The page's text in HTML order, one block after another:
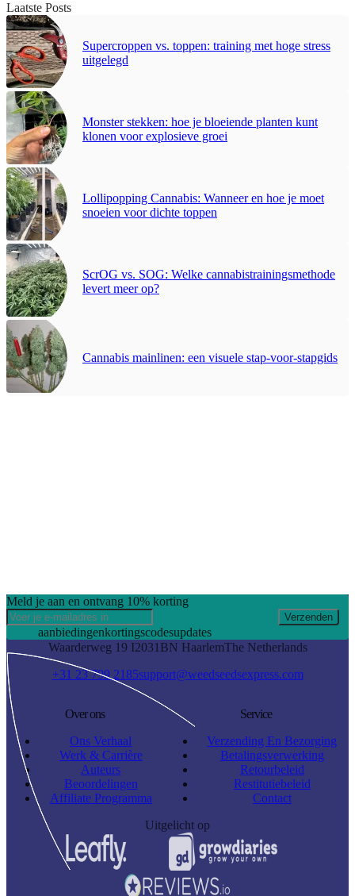
Laatste Posts
Supercroppen vs. toppen: training met hoge stress
uitgelegd
Monster stekken: hoe je bloeiende planten kunt
klonen voor explosieve groei
Lollipopping Cannabis: Wanneer en hoe je moet
snoeien voor dichte toppen
ScrOG vs. SOG: Welke cannabistrainingsmethode
levert meer op?
Cannabis mainlinen: een visuele stap-voor-stapgids
Meld je aan en ontvang 10% korting
Verzenden
aanbiedingenkortingscodesupdates
Waarderweg 19 I2031BN HaarlemThe Netherlands
+31 23 799 2185support@weedseedsexpress.com
Over ons
Ons Verhaal
Werk & Carrière
Auteurs
Beoordelingen
Affiliate Programma
Service
Verzending En Bezorging
Betalingsverwerking
Retourbeleid
Restitutiebeleid
Contact
Uitgelicht op